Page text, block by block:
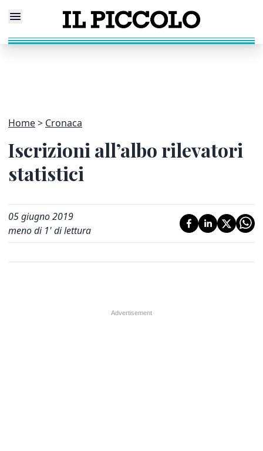
Home Cronaca
Iscrizioni all’albo rilevatori
statistici
05 giugno 2019
meno di 1' di lettura